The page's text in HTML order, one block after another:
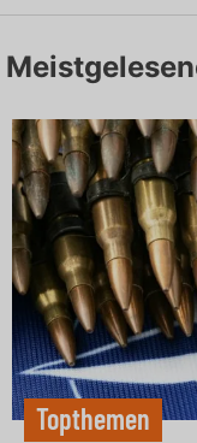
Topthemen